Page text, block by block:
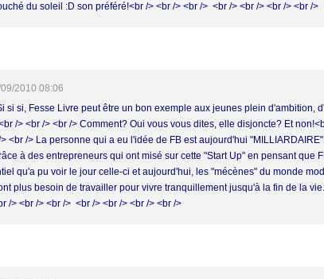
du soleil :D son préféré!<br /> <br /> <br /> <br /> <br /> <br /> <br />
2010 08:06
si si, Fesse Livre peut être un bon exemple aux jeunes plein d'ambition,
/> <br /> <br /> Comment? Oui vous vous dites, elle disjoncte? Et
<br /> La personne qui a eu l'idée de FB est aujourd'hui
à des entrepreneurs qui ont misé sur cette "Start Up" en pensant que
qu'a pu voir le jour celle-ci et aujourd'hui, les "mécènes" du monde
plus besoin de travailler pour vivre tranquillement jusqu'à la fin de la
/> <br /> <br /> <br /> <br /> <br /> <br />